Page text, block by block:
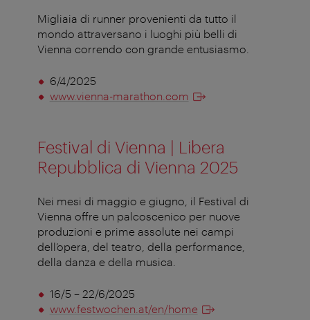
Migliaia di runner provenienti da tutto il
mondo attraversano i luoghi più belli di
Vienna correndo con grande entusiasmo.
6/4/2025
www.vienna-marathon.com
Festival di Vienna | Libera
Repubblica di Vienna 2025
Nei mesi di maggio e giugno, il Festival di
Vienna offre un palcoscenico per nuove
produzioni e prime assolute nei campi
dell’opera, del teatro, della performance,
della danza e della musica.
16/5 – 22/6/2025
www.festwochen.at/en/home